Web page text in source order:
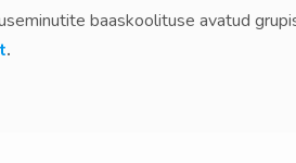
baaskoolituse avatud
.